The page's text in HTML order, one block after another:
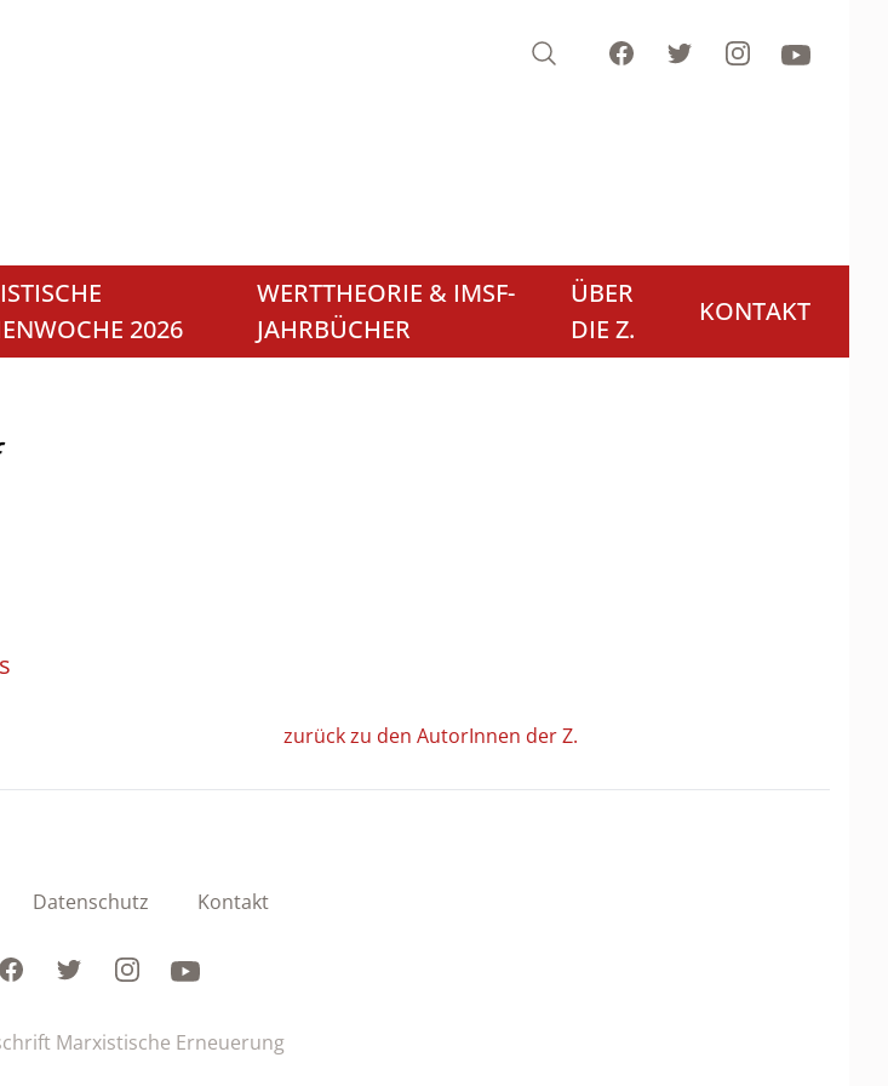
Search FacebookTwitterInstagramYoutube
2026
WERTTHEORIE & IMSF-
JAHRBÜCHER
ÜBER
DIE Z.
KONTAKT
zurück zu den AutorInnen der Z.
Datenschutz Kontakt
FacebookTwitterInstagramYoutube
Marxistische Erneuerung